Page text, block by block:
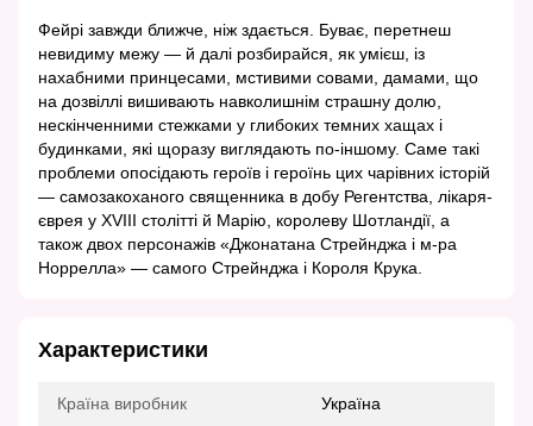
Фейрі завжди ближче, ніж здається. Буває, перетнеш
невидиму межу — й далі розбирайся, як умієш, із
нахабними принцесами, мстивими совами, дамами, що
на дозвіллі вишивають навколишнім страшну долю,
нескінченними стежками у глибоких темних хащах і
будинками, які щоразу виглядають по-іншому. Саме такі
проблеми опосідають героїв і героїнь цих чарівних історій
— самозакоханого священника в добу Регентства, лікаря-
єврея у XVIII столітті й Марію, королеву Шотландії, а
також двох персонажів «Джонатана Стрейнджа і м-ра
Норрелла» — самого Стрейнджа і Короля Крука.
Характеристики
Країна виробник Україна